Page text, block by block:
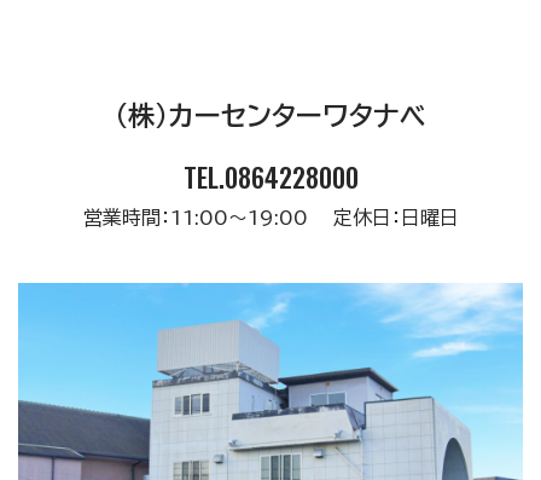
(株)カーセンターワタナベ
TEL.0864228000
営業時間：11:00～19:00 定休日：日曜日